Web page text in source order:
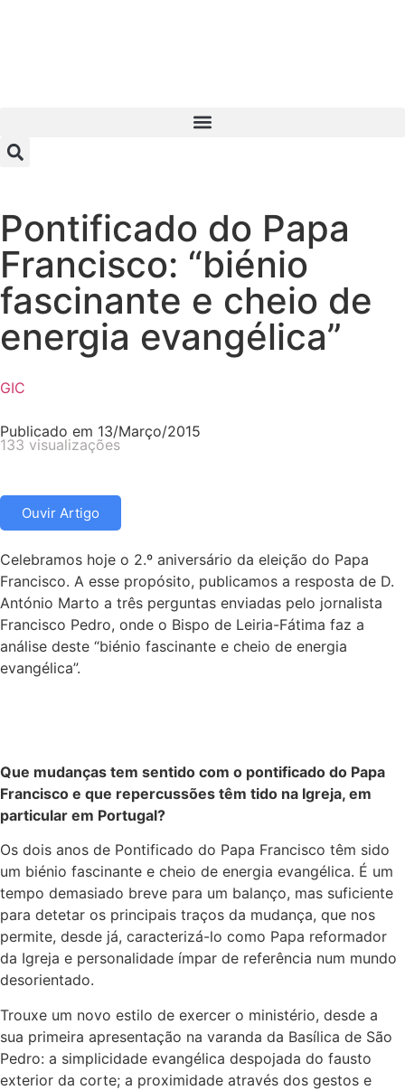
Pontificado do Papa
Francisco: “biénio
fascinante e cheio de
energia evangélica”
GIC
Publicado em 13/Março/2015
133 visualizações
Ouvir Artigo
Celebramos hoje o 2.º aniversário da eleição do Papa
Francisco. A esse propósito, publicamos a resposta de D.
António Marto a três perguntas enviadas pelo jornalista
Francisco Pedro, onde o Bispo de Leiria-Fátima faz a
análise deste “biénio fascinante e cheio de energia
evangélica”.
Que mudanças tem sentido com o pontificado do Papa
Francisco e que repercussões têm tido na Igreja, em
particular em Portugal?
Os dois anos de Pontificado do Papa Francisco têm sido
um biénio fascinante e cheio de energia evangélica. É um
tempo demasiado breve para um balanço, mas suficiente
para detetar os principais traços da mudança, que nos
permite, desde já, caracterizá-lo como Papa reformador
da Igreja e personalidade ímpar de referência num mundo
desorientado.
Trouxe um novo estilo de exercer o ministério, desde a
sua primeira apresentação na varanda da Basílica de São
Pedro: a simplicidade evangélica despojada do fausto
exterior da corte; a proximidade através dos gestos e